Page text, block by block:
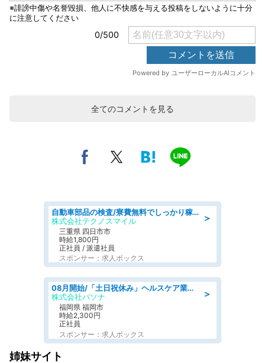
全てのコメントを見る
＞
自動車部品の検査/寮費無料でしっかり稼げる denso aichi
株式会社テクノスマイル
三重県 四日市市
時給1,800円
正社員 / 派遣社員
スポンサー：求人ボックス
＞
08月開始/「土日祝休み」ヘルスケア業界の産業保健師/高時給/未経験OK/要資格:保健師、正看護師
株式会社パソナ
福岡県 福岡市
時給2,300円
正社員
スポンサー：求人ボックス
姉妹サイト